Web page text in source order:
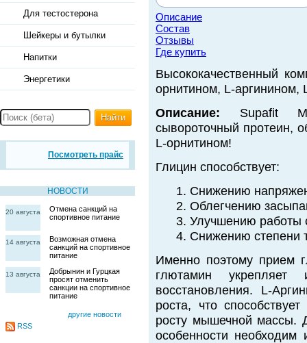
Для тестостерона
Шейкеры и бутылки
Напитки
Энергетики
Найти
Посмотреть прайс
НОВОСТИ
20 августа
Отмена санкций на
спортивное питание
14 августа
Возможная отмена
санкций на спортивное
питание
13 августа
Добрынин и Гурцкая
просят отменить
санкции на спортивное
питание
другие новости
RSS
Описание
Состав
Отзывы
Где купить
Высококачественный
орнитином, L-аргинином,
Описание: Supafit
сывороточный протеин,
L-орнитином!
Глицин способствует:
1. Снижению
2. Облегчению
3. Улучшению работы
4. Снижению степени
Именно поэтому прием
глютамин укрепляет
восстановления. L-
роста, что
росту мышечной массы.
особенности необходим